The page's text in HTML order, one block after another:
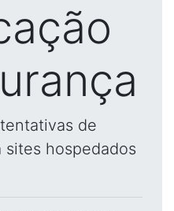
de
sites hospedados